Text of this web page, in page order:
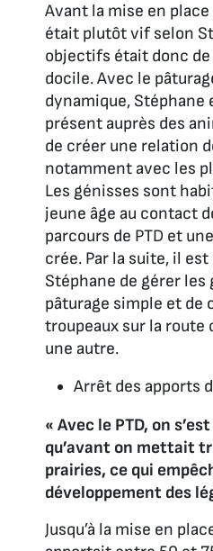
Avant la mise en place
était plutôt vif selon
objectifs était donc
docile. Avec le
dynamique, Stéphane
présent auprès des
de créer une relation
notamment avec les
Les génisses sont
jeune âge au contact
parcours de PTD et
crée. Par la suite, il
Stéphane de gérer les
pâturage simple et de
troupeaux sur la route
une autre.
Arrêt des apports
« Avec le PTD, on
qu’avant on mettait
prairies, ce qui
développement des
Jusqu’à la mise en